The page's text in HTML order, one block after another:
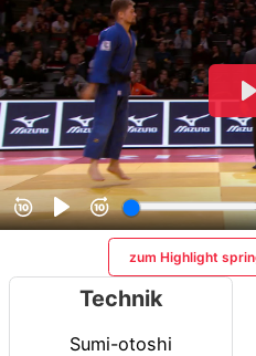
zum Highlight
Technik
Sumi-otoshi